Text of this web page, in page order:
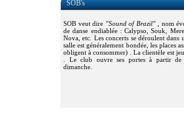
SOB's
SOB veut dire "Sound of Brazil", nom
de danse endiablée : Calypso, Souk,
Nova, etc. Les concerts se déroulent dans
salle est généralement bondée, les places
obligent à consommer) . La clientèle est
. Le club ouvre ses portes à partir
dimanche.